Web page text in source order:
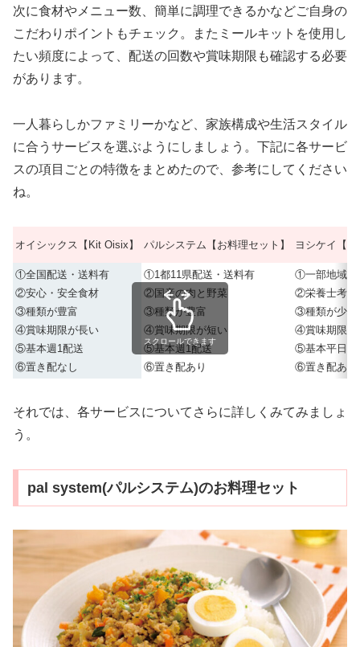
次に食材やメニュー数、簡単に調理できるかなどご自身の
こだわりポイントもチェック。またミールキットを使用し
たい頻度によって、配送の回数や賞味期限も確認する必要
があります。
一人暮らしかファミリーかなど、家族構成や生活スタイル
に合うサービスを選ぶようにしましょう。下記に各サービ
スの項目ごとの特徴をまとめたので、参考にしてください
ね。
オイシックス【Kit Oisix】 パルシステム【お料理セット】 ヨシケイ【
①全国配送・送料有
②安心・安全食材
③種類が豊富
④賞味期限が長い
⑤基本週1配送
⑥置き配なし
①1都11県配送・送料有
②国産の肉と野菜
③種類が豊富
④賞味期限が短い
⑤基本週1配送
⑥置き配あり
①一部地域除
②栄養士考案
③種類が少な
④賞味期限が
⑤基本平日毎
⑥置き配あり
スクロールできます
それでは、各サービスについてさらに詳しくみてみましょ
う。
pal system(パルシステム)のお料理セット